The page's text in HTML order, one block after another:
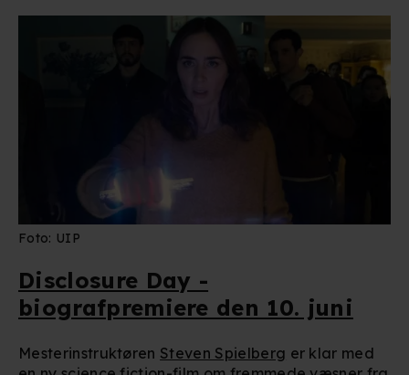
Foto: UIP
Disclosure Day -
biografpremiere den 10. juni
Mesterinstruktøren Steven Spielberg er klar med